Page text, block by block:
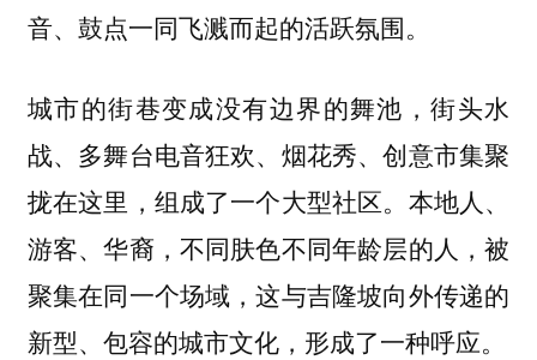
音、鼓点一同飞溅而起的活跃氛围。
城市的街巷变成没有边界的舞池，街头水
战、多舞台电音狂欢、烟花秀、创意市集聚
拢在这里，组成了一个大型社区。本地人、
游客、华裔，不同肤色不同年龄层的人，被
聚集在同一个场域，这与吉隆坡向外传递的
新型、包容的城市文化，形成了一种呼应。